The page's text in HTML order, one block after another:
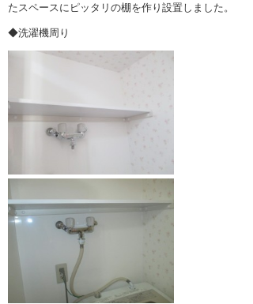
たスペースにピッタリの棚を作り設置しました。
◆洗濯機周り